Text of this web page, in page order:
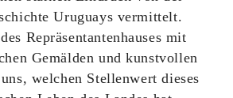
Uruguays vermittelt.
Repräsentantenhauses mit
Gemälden und kunstvollen
welchen Stellenwert dieses